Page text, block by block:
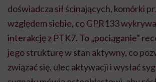
doświadcza sił ścinających, komórki
względem siebie, co GPR133
interakcję z PTK7. To „pociąganie”
jego strukturę w stan aktywny, co
związać się, ulec aktywacji i wysłać